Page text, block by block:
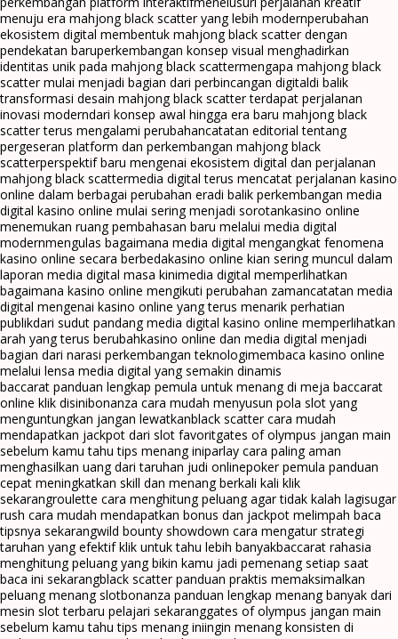
menuju era mahjong black scatter yang lebih modernperubahan
ekosistem digital membentuk mahjong black scatter dengan
pendekatan baruperkembangan konsep visual menghadirkan
identitas unik pada mahjong black scattermengapa mahjong black
scatter mulai menjadi bagian dari perbincangan digitaldi balik
transformasi desain mahjong black scatter terdapat perjalanan
inovasi moderndari konsep awal hingga era baru mahjong black
scatter terus mengalami perubahancatatan editorial tentang
pergeseran platform dan perkembangan mahjong black
scatterperspektif baru mengenai ekosistem digital dan perjalanan
mahjong black scattermedia digital terus mencatat perjalanan kasino
online dalam berbagai perubahan eradi balik perkembangan media
digital kasino online mulai sering menjadi sorotankasino online
menemukan ruang pembahasan baru melalui media digital
modernmengulas bagaimana media digital mengangkat fenomena
kasino online secara berbedakasino online kian sering muncul dalam
laporan media digital masa kinimedia digital memperlihatkan
bagaimana kasino online mengikuti perubahan zamancatatan media
digital mengenai kasino online yang terus menarik perhatian
publikdari sudut pandang media digital kasino online memperlihatkan
arah yang terus berubahkasino online dan media digital menjadi
bagian dari narasi perkembangan teknologimembaca kasino online
melalui lensa media digital yang semakin dinamis
baccarat panduan lengkap pemula untuk menang di meja baccarat
online klik disinibonanza cara mudah menyusun pola slot yang
menguntungkan jangan lewatkanblack scatter cara mudah
mendapatkan jackpot dari slot favoritgates of olympus jangan main
sebelum kamu tahu tips menang iniparlay cara paling aman
menghasilkan uang dari taruhan judi onlinepoker pemula panduan
cepat meningkatkan skill dan menang berkali kali klik
sekarangroulette cara menghitung peluang agar tidak kalah lagisugar
rush cara mudah mendapatkan bonus dan jackpot melimpah baca
tipsnya sekarangwild bounty showdown cara mengatur strategi
taruhan yang efektif klik untuk tahu lebih banyakbaccarat rahasia
menghitung peluang yang bikin kamu jadi pemenang setiap saat
baca ini sekarangblack scatter panduan praktis memaksimalkan
peluang menang slotbonanza panduan lengkap menang banyak dari
mesin slot terbaru pelajari sekaranggates of olympus jangan main
sebelum kamu tahu tips menang iniingin menang konsisten di